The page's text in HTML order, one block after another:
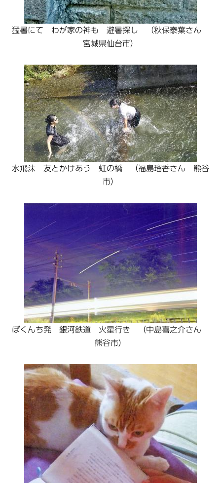
猛暑にて わが家の神も 避暑探し （秋保泰葉さん
宮城県仙台市）
水飛沫 友とかけあう 虹の橋 （福島瑠香さん 熊谷
市）
ぼくんち発 銀河鉄道 火星行き （中島喜之介さん
熊谷市）